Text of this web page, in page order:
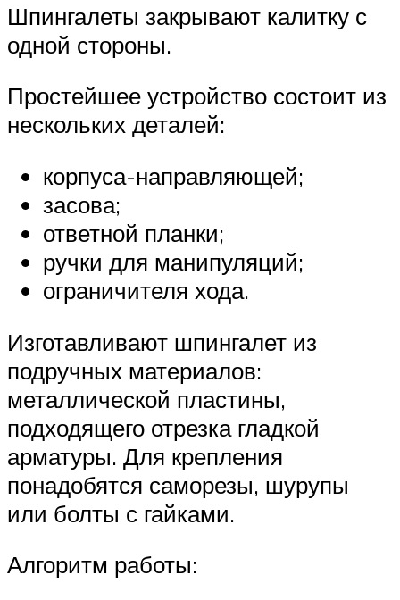
Шпингалеты закрывают калитку с
одной стороны.
Простейшее устройство состоит из
нескольких деталей:
корпуса-направляющей;
засова;
ответной планки;
ручки для манипуляций;
ограничителя хода.
Изготавливают шпингалет из
подручных материалов:
металлической пластины,
подходящего отрезка гладкой
арматуры. Для крепления
понадобятся саморезы, шурупы
или болты с гайками.
Алгоритм работы: